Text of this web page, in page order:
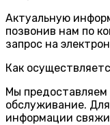
Актуальную
позвонив нам по
запрос на
Как
Мы предоставляем
обслуживание.
информации